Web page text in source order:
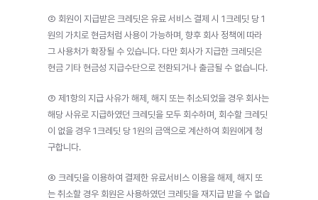
② 회원이 지급받은 크레딧은 유료 서비스 결제 시 1크레딧 당 1
원의 가치로 현금처럼 사용이 가능하며, 향후 회사 정책에 따라
그 사용처가 확장될 수 있습니다. 다만 회사가 지급한 크레딧은
현금 기타 현금성 지급수단으로 전환되거나 출금될 수 없습니다.
③ 제1항의 지급 사유가 해제, 해지 또는 취소되었을 경우 회사는
해당 사유로 지급하였던 크레딧을 모두 회수하며, 회수할 크레딧
이 없을 경우 1크레딧 당 1원의 금액으로 계산하여 회원에게 청
구합니다.
④ 크레딧을 이용하여 결제한 유료서비스 이용을 해제, 해지 또
는 취소할 경우 회원은 사용하였던 크레딧을 재지급 받을 수 없습